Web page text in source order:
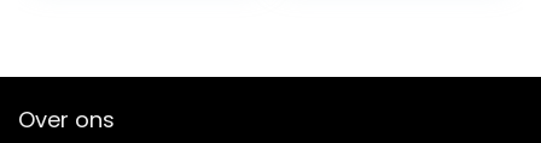
Elektrische
e – Vlees, Kaas
Hamsnijmachine –
Over ons